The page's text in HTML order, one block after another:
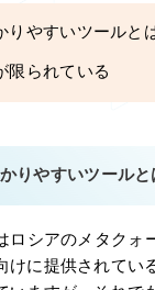
りやすいツールと
限られている
りやすいツール
ロシアのメタクォ
けに提供されてい